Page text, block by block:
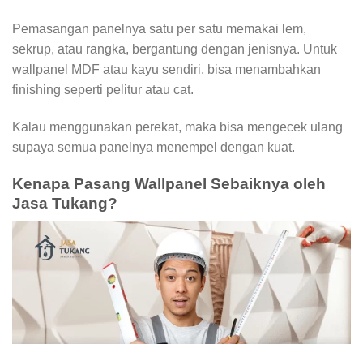
Pemasangan panelnya satu per satu memakai lem,
sekrup, atau rangka, bergantung dengan jenisnya. Untuk
wallpanel MDF atau kayu sendiri, bisa menambahkan
finishing seperti pelitur atau cat.
Kalau menggunakan perekat, maka bisa mengecek ulang
supaya semua panelnya menempel dengan kuat.
Kenapa Pasang Wallpanel Sebaiknya oleh
Jasa Tukang?